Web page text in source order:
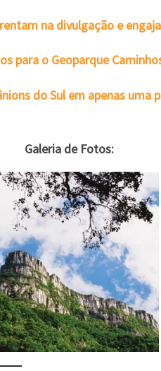
na divulgação e
para o Geoparque
do Sul em apenas uma
Galeria de Fotos: